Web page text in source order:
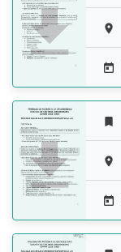
 




